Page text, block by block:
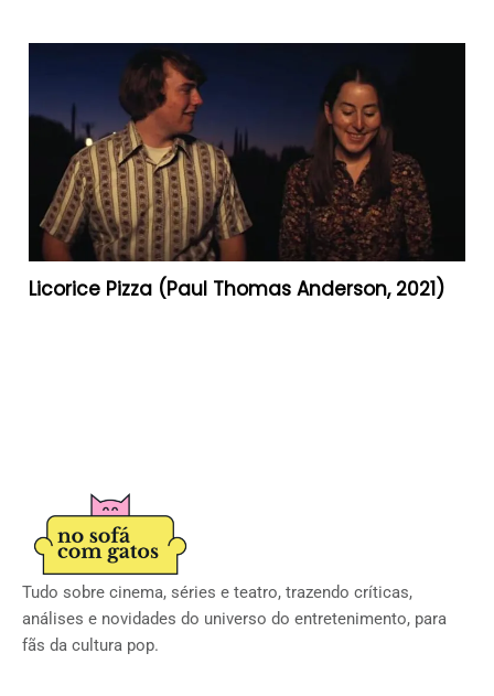
Licorice Pizza (Paul Thomas Anderson, 2021)
Tudo sobre cinema, séries e teatro, trazendo críticas,
análises e novidades do universo do entretenimento, para
fãs da cultura pop.